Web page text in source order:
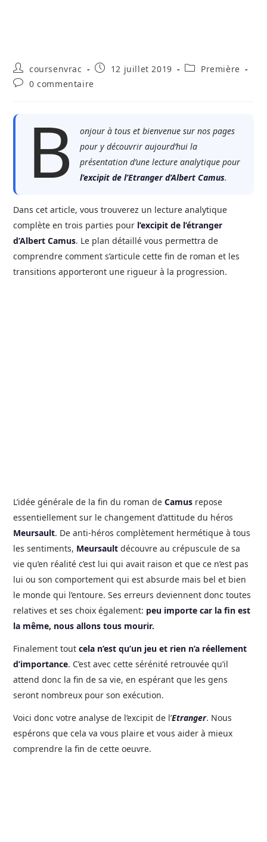
Auteur/autrice
de
la
coursenvrac
Publication
12 juillet 2019
PostPremière
Commentaires
publication :
0 commentaire
B
onjour à tous et bienvenue sur nos pages
pour y découvrir aujourd’hui la
présentation d’une lecture analytique pour
l’excipit de l’Etranger d’Albert Camus.
Dans cet article, vous trouverez un lecture analytique
complète en trois parties pour l’excipit de l’étranger
d’Albert Camus. Le plan détaillé vous permettra de
comprendre comment s’articule cette fin de roman et les
transitions apporteront une rigueur à la progression.
L’idée générale de la fin du roman deCamus repose
essentiellement sur le changement d’attitude du héros
Meursault. De anti-héros complètement hermétique à tous
les sentiments, Meursault découvre au crépuscule de sa
vie qu’en réalité c’est lui qui avait raison et que ce n’est pas
lui ou son comportement qui est absurde mais bel et bien
le monde qui l’entoure. Ses erreurs deviennent donc toutes
relatives et ses choix également: peu importe car la fin est
la même, nous allons tous mourir.
Finalement toutcela n’est qu’un jeu et rien n’a réellement
d’importance. C’est avec cette sérénité retrouvée qu’il
attend donc la fin de sa vie, en espérant que les gens
seront nombreux pour son exécution.
Voici donc votre analyse de l’excipit de l’Etranger. Nous
espérons que cela va vous plaire et vous aider à mieux
comprendre la fin de cette oeuvre.